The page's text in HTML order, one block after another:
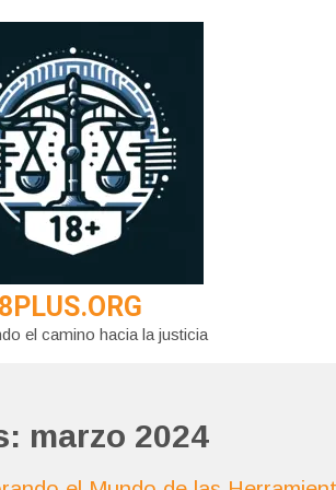
el camino hacia la justicia
marzo 2024